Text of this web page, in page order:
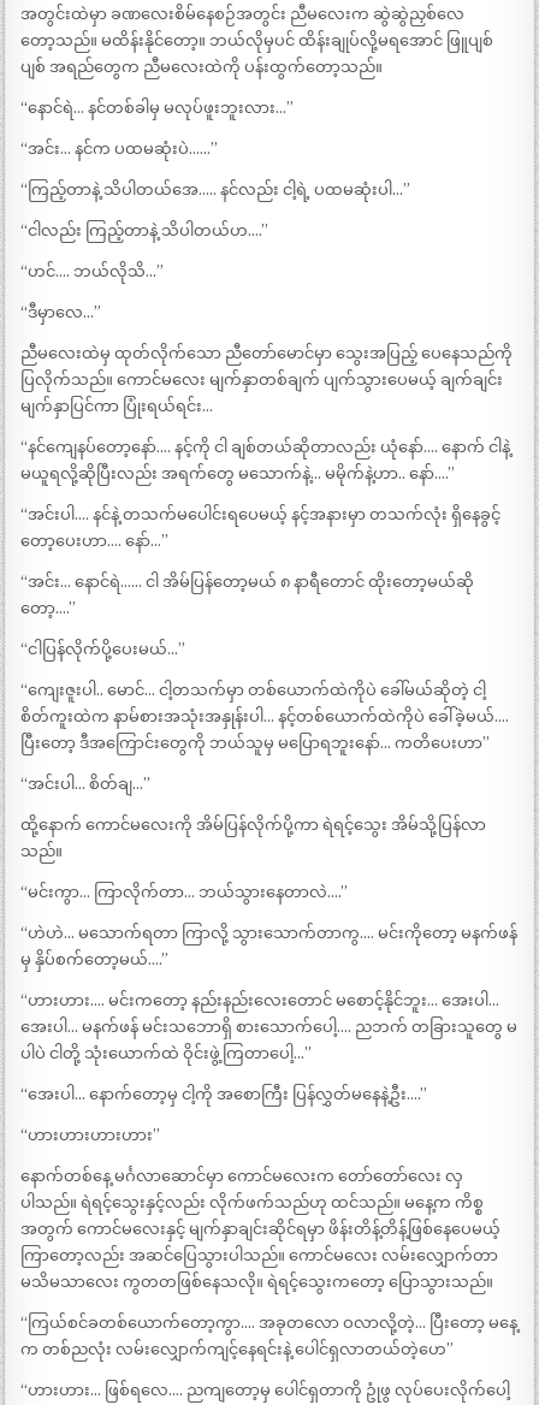
အတွင်းထဲမှာ ခဏလေးစိမ်နေစဉ်အတွင်း ညီမလေးက ဆွဲဆွဲညှစ်လေ
တော့သည်။ မထိန်းနိုင်တော့။ ဘယ်လိုမှပင် ထိန်းချုပ်လို့မရအောင် ဖြူပျစ်
ပျစ် အရည်တွေက ညီမလေးထဲကို ပန်းထွက်တော့သည်။
“နောင်ရဲ… နင်တစ်ခါမှ မလုပ်ဖူးဘူးလား…”
“အင်း… နင်က ပထမဆုံးပဲ……”
“ကြည့်တာနဲ့ သိပါတယ်အေ….. နင်လည်း ငါ့ရဲ့ ပထမဆုံးပါ…”
“ငါလည်း ကြည့်တာနဲ့ သိပါတယ်ဟ….”
“ဟင်…. ဘယ်လိုသိ…”
“ဒီမှာလေ…”
ညီမလေးထဲမှ ထုတ်လိုက်သော ညီတော်မောင်မှာ သွေးအပြည့် ပေနေသည်ကို
ပြလိုက်သည်။ ကောင်မလေး မျက်နှာတစ်ချက် ပျက်သွားပေမယ့် ချက်ချင်း
မျက်နှာပြင်ကာ ပြုံးရယ်ရင်း…
“နင်ကျေနပ်တော့နော်…. နင့်ကို ငါ ချစ်တယ်ဆိုတာလည်း ယုံနော်…. နောက် ငါနဲ့
မယူရလို့ဆိုပြီးလည်း အရက်တွေ မသောက်နဲ့… မမိုက်နဲ့ဟာ.. နော်….”
“အင်းပါ…. နင်နဲ့ တသက်မပေါင်းရပေမယ့် နင့်အနားမှာ တသက်လုံး ရှိနေခွင့်
တော့ပေးဟာ…. နော်…”
“အင်း… နောင်ရဲ…… ငါ အိမ်ပြန်တော့မယ် ၈ နာရီတောင် ထိုးတော့မယ်ဆို
တော့….”
“ငါပြန်လိုက်ပို့ပေးမယ်…”
“ကျေးဇူးပါ.. မောင်… ငါ့တသက်မှာ တစ်ယောက်ထဲကိုပဲ ခေါ်မယ်ဆိုတဲ့ ငါ့
စိတ်ကူးထဲက နာမ်စားအသုံးအနှုန်းပါ… နင့်တစ်ယောက်ထဲကိုပဲ ခေါ်ခဲ့မယ်….
ပြီးတော့ ဒီအကြောင်းတွေကို ဘယ်သူမှ မပြောရဘူးနော်… ကတိပေးဟာ”
“အင်းပါ… စိတ်ချ…”
ထို့နောက် ကောင်မလေးကို အိမ်ပြန်လိုက်ပို့ကာ ရဲရင့်သွေး အိမ်သို့ပြန်လာ
သည်။
“မင်းကွာ… ကြာလိုက်တာ… ဘယ်သွားနေတာလဲ….”
“ဟဲဟဲ… မသောက်ရတာ ကြာလို့ သွားသောက်တာကွ…. မင်းကိုတော့ မနက်ဖန်
မှ နှိပ်စက်တော့မယ်….”
“ဟားဟား…. မင်းကတော့ နည်းနည်းလေးတောင် မစောင့်နိုင်ဘူး… အေးပါ…
အေးပါ… မနက်ဖန် မင်းသဘောရှိ စားသောက်ပေါ့…. ညဘက် တခြားသူတွေ မ
ပါပဲ ငါတို့ သုံးယောက်ထဲ ဝိုင်းဖွဲ့ကြတာပေါ့…”
“အေးပါ… နောက်တော့မှ ငါ့ကို အစောကြီး ပြန်လွှတ်မနေနဲ့ဦး….”
“ဟားဟားဟားဟား”
နောက်တစ်နေ့ မင်္ဂလာဆောင်မှာ ကောင်မလေးက တော်တော်လေး လှ
ပါသည်။ ရဲရင့်သွေးနှင့်လည်း လိုက်ဖက်သည်ဟု ထင်သည်။ မနေ့က ကိစ္စ
အတွက် ကောင်မလေးနှင့် မျက်နှာချင်းဆိုင်ရမှာ ဖိန်းတိန့်တိန့်ဖြစ်နေပေမယ့်
ကြာတော့လည်း အဆင်ပြေသွားပါသည်။ ကောင်မလေး လမ်းလျှောက်တာ
မသိမသာလေး ကွတတဖြစ်နေသလို။ ရဲရင့်သွေးကတော့ ပြောသွားသည်။
“ကြယ်စင်ခတစ်ယောက်တော့ကွာ…. အခုတလော ဝလာလို့တဲ့… ပြီးတော့ မနေ့
က တစ်ညလုံး လမ်းလျှောက်ကျင့်နေရင်းနဲ့ ပေါင်ရှလာတယ်တဲ့ဟေ”
“ဟားဟား… ဖြစ်ရလေ…. ညကျတော့မှ ပေါင်ရှတာကို ဥုံဖွ လုပ်ပေးလိုက်ပေါ့